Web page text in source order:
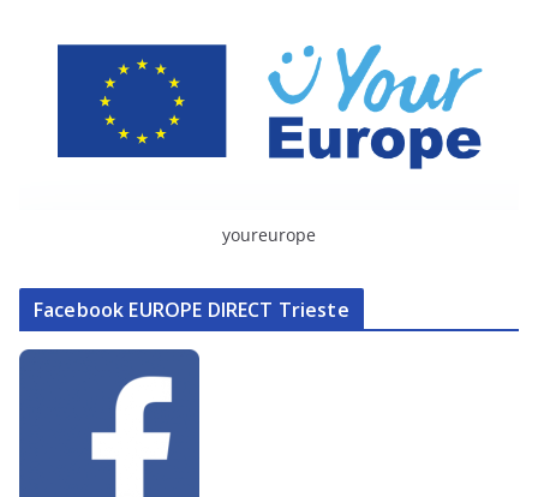
youreurope
Facebook EUROPE DIRECT Trieste